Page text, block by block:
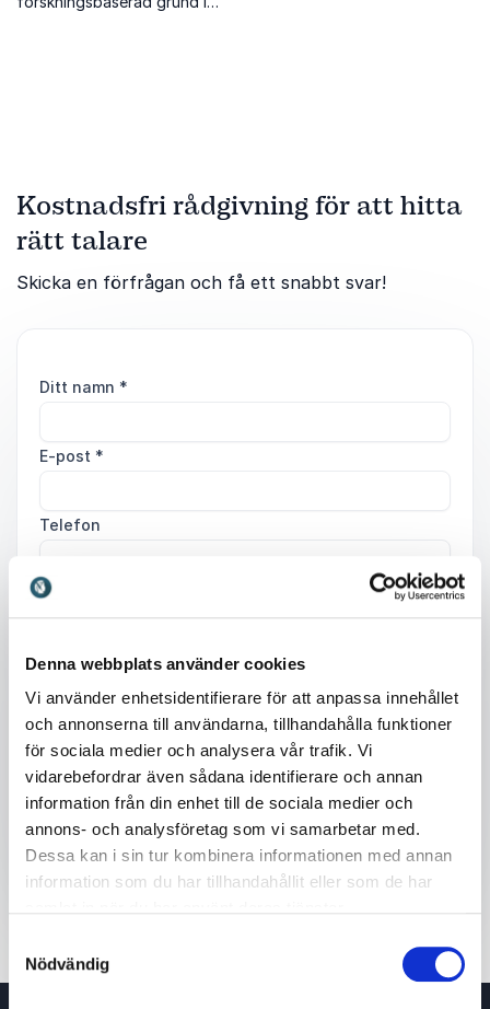
Denna webbplats använder cookies
Vi använder enhetsidentifierare för att anpassa innehållet
och annonserna till användarna, tillhandahålla funktioner
för sociala medier och analysera vår trafik. Vi
vidarebefordrar även sådana identifierare och annan
information från din enhet till de sociala medier och
annons- och analysföretag som vi samarbetar med.
Dessa kan i sin tur kombinera informationen med annan
information som du har tillhandahållit eller som de har
Nödvändig
Kostnadsfri rådgivning för att hitta
rätt talare
Skicka en förfrågan och få ett snabbt svar!
Ditt namn *
E-post *
Telefon
Företag eller organisation
Info om ditt evenemang
Skicka förfrågan